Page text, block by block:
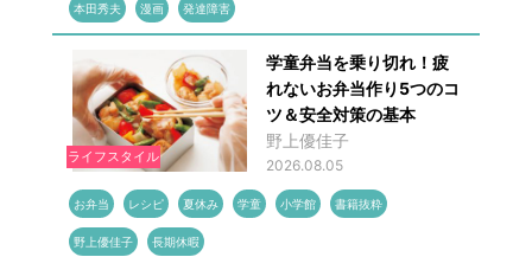
本田秀夫 漫画 発達障害
ライフスタイル
学童弁当を乗り切れ！疲
れないお弁当作り5つのコ
ツ＆安全対策の基本
野上優佳子
2026.08.05
お弁当 レシピ 夏休み 学童 小学館 書籍抜粋
野上優佳子 長期休暇